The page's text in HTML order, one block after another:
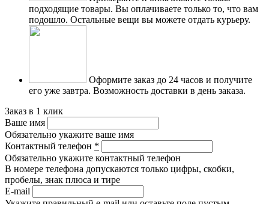
подходящие товары. Вы оплачиваете только то, что вам
подошло. Остальные вещи вы можете отдать курьеру.
Оформите заказ до 24 часов и получите
его уже завтра. Возможность доставки в день заказа.
Заказ в 1 клик
Ваше имя
Обязательно укажите ваше имя
Контактный телефон *
Обязательно укажите контактный телефон
В номере телефона допускаются только цифры, скобки,
пробелы, знак плюса и тире
E-mail